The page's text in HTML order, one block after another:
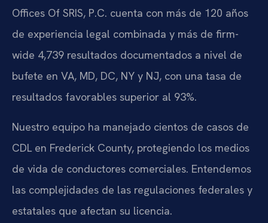
Offices Of SRIS, P.C. cuenta con más de 120 años
de experiencia legal combinada y más de firm-
wide 4,739 resultados documentados a nivel de
bufete en VA, MD, DC, NY y NJ, con una tasa de
resultados favorables superior al 93%.
Nuestro equipo ha manejado cientos de casos de
CDL en Frederick County, protegiendo los medios
de vida de conductores comerciales. Entendemos
las complejidades de las regulaciones federales y
estatales que afectan su licencia.